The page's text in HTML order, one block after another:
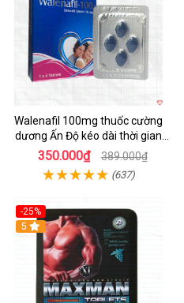
Walenafil 100mg thuốc cường
dương Ấn Độ kéo dài thời gian
quan hệ tăng sinh lý
350.000₫ 389.000₫
(637)
-25%
5